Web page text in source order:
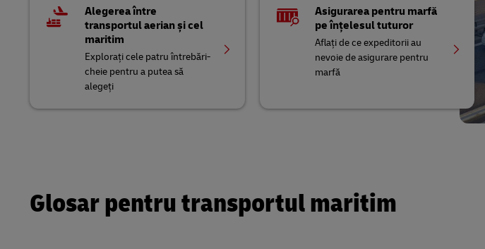
Alegerea între
transportul aerian și cel
maritim
Explorați cele patru întrebări-
cheie pentru a putea să
alegeți
Asigurarea pentru marfă
pe înțelesul tuturor
Aflați de ce expeditorii au
nevoie de asigurare pentru
marfă
Glosar pentru transportul maritim